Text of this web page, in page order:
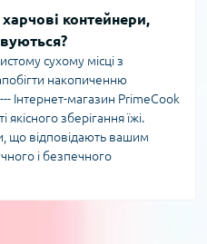
контейнери,
сухому місці з
накопиченню
Інтернет-магазин PrimeCook
зберігання їжі.
що відповідають вашим
і безпечного